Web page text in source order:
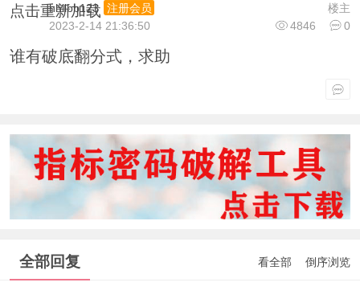
点击重新加载 楼主
hhllbb123
注册会员
4846
0
2023-2-14 21:36:50
谁有破底翻分式，求助
全部回复 看全部 倒序浏览